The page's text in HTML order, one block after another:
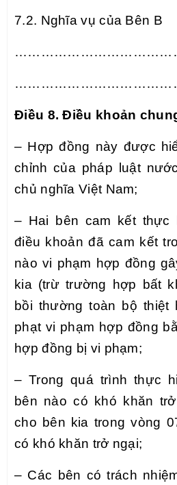
7.2. Nghĩa vụ của Bên B
Điều 8. Điều khoản
– Hợp đồng này được
chỉnh của pháp luật
chủ nghĩa Việt Nam;
– Hai bên cam kết thực
điều khoản đã cam kết
nào vi phạm hợp đồng
kia (trừ trường hợp bất
bồi thường toàn bộ thiệt
phạt vi phạm hợp đồng
hợp đồng bị vi phạm;
– Trong quá trình thực
bên nào có khó khăn
cho bên kia trong vòng
có khó khăn trở ngại;
– Các bên có trách